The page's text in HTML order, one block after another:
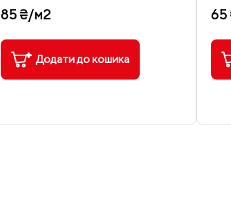
85 ₴/м2
Додати до кошика
65